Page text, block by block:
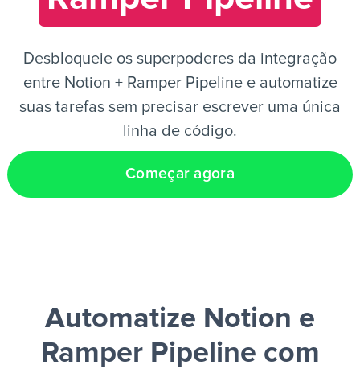
Desbloqueie os superpoderes da integração
entre Notion + Ramper Pipeline e automatize
suas tarefas sem precisar escrever uma única
linha de código.
Começar agora
Automatize Notion e
Ramper Pipeline com